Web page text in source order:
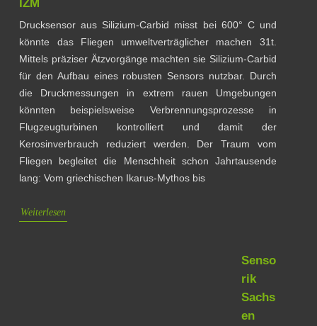
IZM
Drucksensor aus Silizium-Carbid misst bei 600° C und
könnte das Fliegen umweltverträglicher machen 31t.
Mittels präziser Ätzvorgänge machten sie Silizium-Carbid
für den Aufbau eines robusten Sensors nutzbar. Durch
die Druckmessungen in extrem rauen Umgebungen
könnten beispielsweise Verbrennungsprozesse in
Flugzeugturbinen kontrolliert und damit der
Kerosinverbrauch reduziert werden. Der Traum vom
Fliegen begleitet die Menschheit schon Jahrtausende
lang: Vom griechischen Ikarus-Mythos bis
Weiterlesen
Senso
rik
Sachs
en